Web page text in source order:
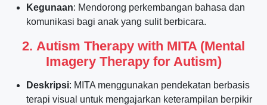
Kegunaan: Mendorong perkembangan bahasa dan
komunikasi bagi anak yang sulit berbicara.
2. Autism Therapy with MITA (Mental
Imagery Therapy for Autism)
Deskripsi: MITA menggunakan pendekatan berbasis
terapi visual untuk mengajarkan keterampilan berpikir